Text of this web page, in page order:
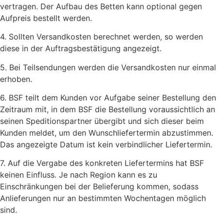
vertragen. Der Aufbau des Betten kann optional gegen
Aufpreis bestellt werden.
4. Sollten Versandkosten berechnet werden, so werden
diese in der Auftragsbestätigung angezeigt.
5. Bei Teilsendungen werden die Versandkosten nur einmal
erhoben.
6. BSF teilt dem Kunden vor Aufgabe seiner Bestellung den
Zeitraum mit, in dem BSF die Bestellung voraussichtlich an
seinen Speditionspartner übergibt und sich dieser beim
Kunden meldet, um den Wunschliefertermin abzustimmen.
Das angezeigte Datum ist kein verbindlicher Liefertermin.
7. Auf die Vergabe des konkreten Liefertermins hat BSF
keinen Einfluss. Je nach Region kann es zu
Einschränkungen bei der Belieferung kommen, sodass
Anlieferungen nur an bestimmten Wochentagen möglich
sind.